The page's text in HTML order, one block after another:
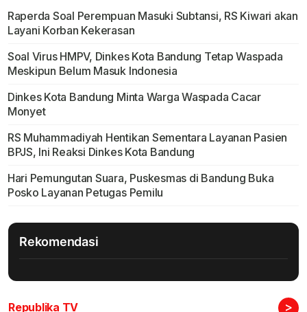
Raperda Soal Perempuan Masuki Subtansi, RS Kiwari akan
Layani Korban Kekerasan
Soal Virus HMPV, Dinkes Kota Bandung Tetap Waspada
Meskipun Belum Masuk Indonesia
Dinkes Kota Bandung Minta Warga Waspada Cacar
Monyet
RS Muhammadiyah Hentikan Sementara Layanan Pasien
BPJS, Ini Reaksi Dinkes Kota Bandung
Hari Pemungutan Suara, Puskesmas di Bandung Buka
Posko Layanan Petugas Pemilu
Rekomendasi
Republika TV >